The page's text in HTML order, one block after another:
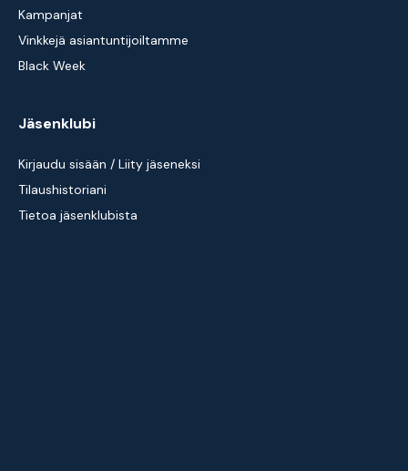
Kampanjat
Vinkkejä asiantuntijoiltamme
Black Week
Jäsenklubi
Kirjaudu sisään / Liity jäseneksi
Tilaushistoriani
Tietoa jäsenklubista